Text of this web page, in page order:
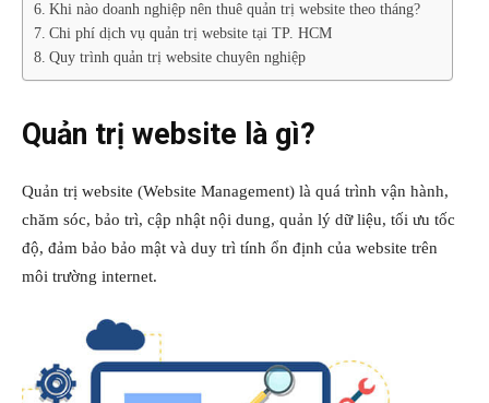
Khi nào doanh nghiệp nên thuê quản trị website theo tháng?
Chi phí dịch vụ quản trị website tại TP. HCM
Quy trình quản trị website chuyên nghiệp
Quản trị website là gì?
Quản trị website (Website Management) là quá trình vận hành,
chăm sóc, bảo trì, cập nhật nội dung, quản lý dữ liệu, tối ưu tốc
độ, đảm bảo bảo mật và duy trì tính ổn định của website trên
môi trường internet.